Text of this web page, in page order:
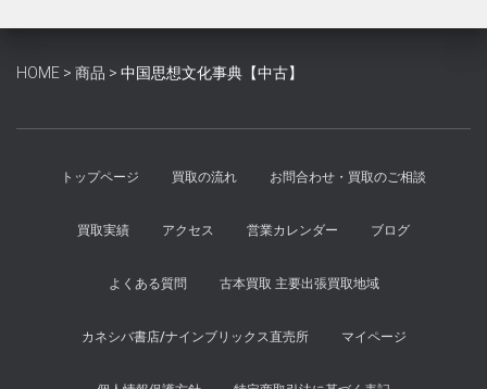
¥2,500
し
は
で
HOME > 商品 > 中国思想文化事典【中古】
トップページ 買取の流れ お問合わせ・買取のご相談
買取実績 アクセス 営業カレンダー ブログ
よくある質問 古本買取 主要出張買取地域
カネシバ書店/ナインブリックス直売所 マイページ